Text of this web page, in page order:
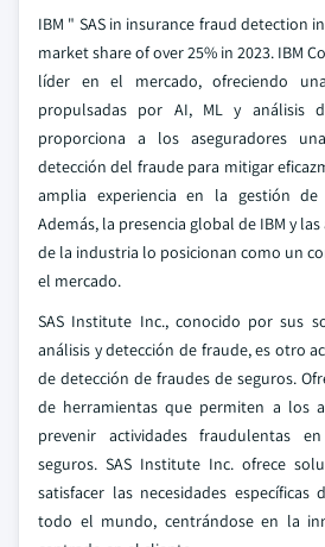
IBM " SAS in insurance fraud detection
market share of over 25% in 2023. IBM
líder en el mercado, ofreciendo
propulsadas por AI, ML y análisis
proporciona a los aseguradores
detección del fraude para mitigar
amplia experiencia en la gestión
Además, la presencia global de IBM y
de la industria lo posicionan como un
el mercado.
SAS Institute Inc., conocido por sus
análisis y detección de fraude, es otro
de detección de fraudes de seguros.
de herramientas que permiten a los
prevenir actividades fraudulentas
seguros. SAS Institute Inc. ofrece
satisfacer las necesidades específicas
todo el mundo, centrándose en la